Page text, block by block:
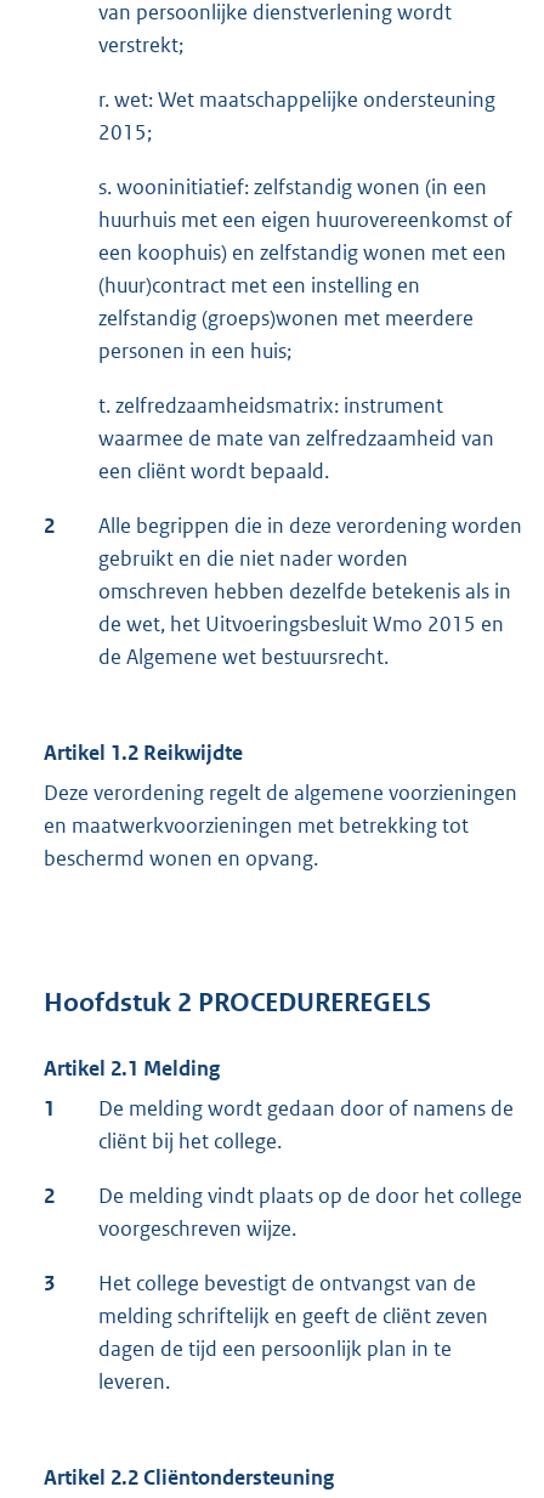
van persoonlijke dienstverlening wordt
verstrekt;
r. wet: Wet maatschappelijke ondersteuning
2015;
s. wooninitiatief: zelfstandig wonen (in een
huurhuis met een eigen huurovereenkomst of
een koophuis) en zelfstandig wonen met een
(huur)contract met een instelling en
zelfstandig (groeps)wonen met meerdere
personen in een huis;
t. zelfredzaamheidsmatrix: instrument
waarmee de mate van zelfredzaamheid van
een cliënt wordt bepaald.
2
Alle begrippen die in deze verordening worden
gebruikt en die niet nader worden
omschreven hebben dezelfde betekenis als in
de wet, het Uitvoeringsbesluit Wmo 2015 en
de Algemene wet bestuursrecht.
Artikel 1.2 Reikwijdte
Deze verordening regelt de algemene voorzieningen
en maatwerkvoorzieningen met betrekking tot
beschermd wonen en opvang.
Hoofdstuk 2 PROCEDUREREGELS
Artikel 2.1 Melding
1
De melding wordt gedaan door of namens de
cliënt bij het college.
2
De melding vindt plaats op de door het college
voorgeschreven wijze.
3
Het college bevestigt de ontvangst van de
melding schriftelijk en geeft de cliënt zeven
dagen de tijd een persoonlijk plan in te
leveren.
Artikel 2.2 Cliëntondersteuning